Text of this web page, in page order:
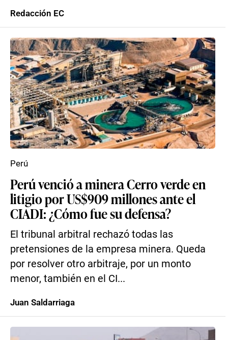
Redacción EC
Perú venció a minera Cerro verde en
litigio por US$909 millones ante el
CIADI: ¿Cómo fue su defensa?
El tribunal arbitral rechazó todas las
pretensiones de la empresa minera. Queda
por resolver otro arbitraje, por un monto
menor, también en el CI...
Perú
Juan Saldarriaga